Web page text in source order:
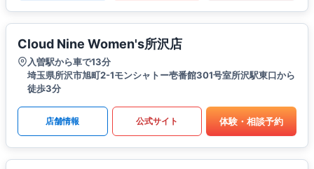
Cloud Nine Women's所沢店
入曽駅から車で13分
埼玉県所沢市旭町2-1モンシャトー壱番館301号室所沢駅東口から
徒歩3分
店舗情報 公式サイト 体験・相談予約